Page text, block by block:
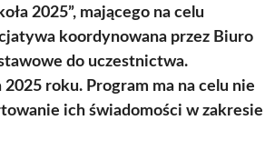
2025”, mającego na celu
koordynowana przez Biuro
do uczestnictwa.
roku. Program ma na celu nie
ich świadomości w zakresie